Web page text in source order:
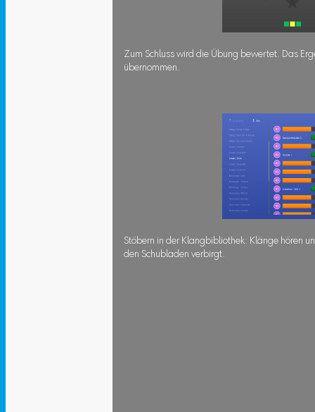
Zum Schluss wird die Übung bewertet. Das
übernommen.
Stöbern in der Klangbibliothek: Klänge hören
den Schubladen verbirgt.